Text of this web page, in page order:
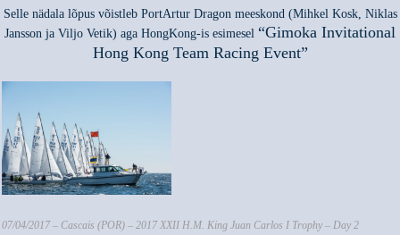
Selle nädala lõpus võistleb PortArtur Dragon meeskond (Mihkel Kosk, Niklas
Jansson ja Viljo Vetik) aga HongKong-is esimesel “Gimoka Invitational
Hong Kong Team Racing Event”
07/04/2017 – Cascais (POR) – 2017 XXII H.M. King Juan Carlos I Trophy – Day 2